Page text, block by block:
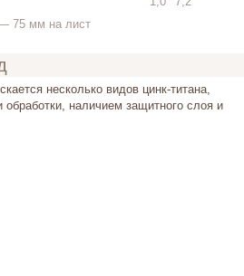
75 мм на лист
несколько видов цинк-титана,
наличием защитного слоя и